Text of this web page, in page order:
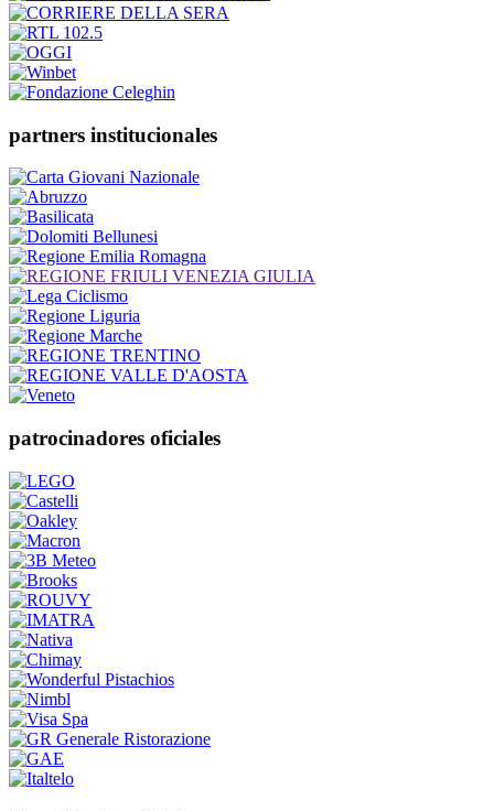
partners institucionales
patrocinadores oficiales